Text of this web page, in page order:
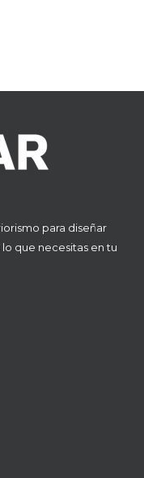
para diseñar
que necesitas en tu